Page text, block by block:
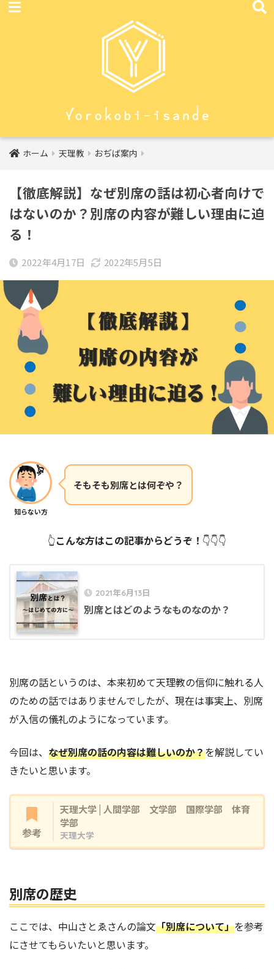
ホーム 天理教 おぢば案内
【徹底解説】なぜ別席の話は初心者向けで
はないのか？別席の内容が難しい理由に迫
る！
2022年4月17日 2022年5月5日
知らない方
そもそも別席とは何ぞや？
👆こんな方はこの記事からどうぞ！ 👇👇👇
2021年6月13日
別席とはどのようなものなのか？
別席の話というのは、本来初めて天理教の信仰に触れる人
のための話ではありませんでしたが、現在は事実上、別席
が入信の儀礼のようになっています。
今回は、 なぜ別席の話の内容は難しいのか？を解説してい
きたいと思います。
参考
天理大学 | 人間学部 文学部 国際学部 体育
学部
天理大学
別席の歴史
ここでは、中山さとゑさんの論文「別席について」を参考
にさせてもらいたいと思います。